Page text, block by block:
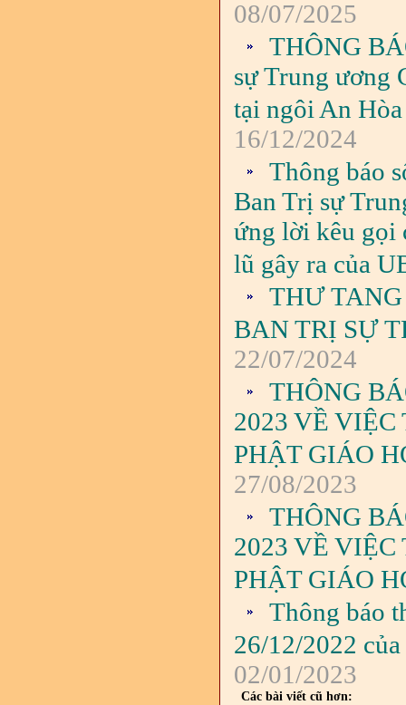
08/07/2025
THÔNG
sự Trung ương
tại ngôi An
16/12/2024
Thông báo
Ban Trị sự
ứng lời kêu gọi
lũ gây ra của
THƯ
BAN TRỊ SỰ
22/07/2024
THÔNG
2023 VỀ
PHẬT GIÁO
27/08/2023
THÔNG
2023 VỀ
PHẬT GIÁO
Thông báo
26/12/2022
02/01/2023
Các bài viết cũ hơn: